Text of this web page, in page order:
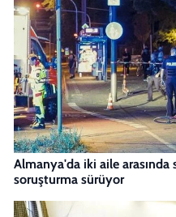
Almanya'da iki aile arasında
soruşturma sürüyor